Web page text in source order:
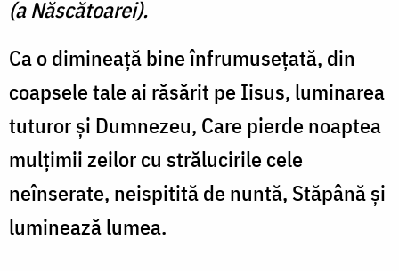
(a Născătoarei).
Ca o dimineaţă bine înfrumuseţată, din
coapsele tale ai răsărit pe Iisus, luminarea
tuturor şi Dumnezeu, Care pierde noaptea
mulţimii zeilor cu strălucirile cele
neînserate, neispitită de nuntă, Stăpână şi
luminează lumea.